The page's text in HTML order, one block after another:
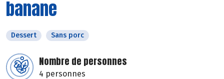
banane
Dessert Sans porc
Nombre de personnes
4 personnes